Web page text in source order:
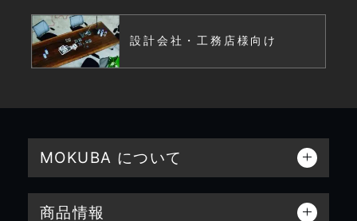
設計会社・工務店様向け
MOKUBA について
商品情報